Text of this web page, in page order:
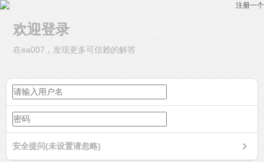
注册一个
欢迎登录
在ea007，发现更多可信赖的解答
安全提问(未设置请忽略)